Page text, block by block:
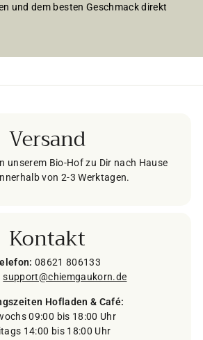
und dem besten Geschmack direkt
Versand
unserem Bio-Hof zu Dir nach Hause
von 2-3 Werktagen.
Kontakt
08621 806133
support@chiemgaukorn.de
Hofladen & Café:
09:00 bis 18:00 Uhr
14:00 bis 18:00 Uhr